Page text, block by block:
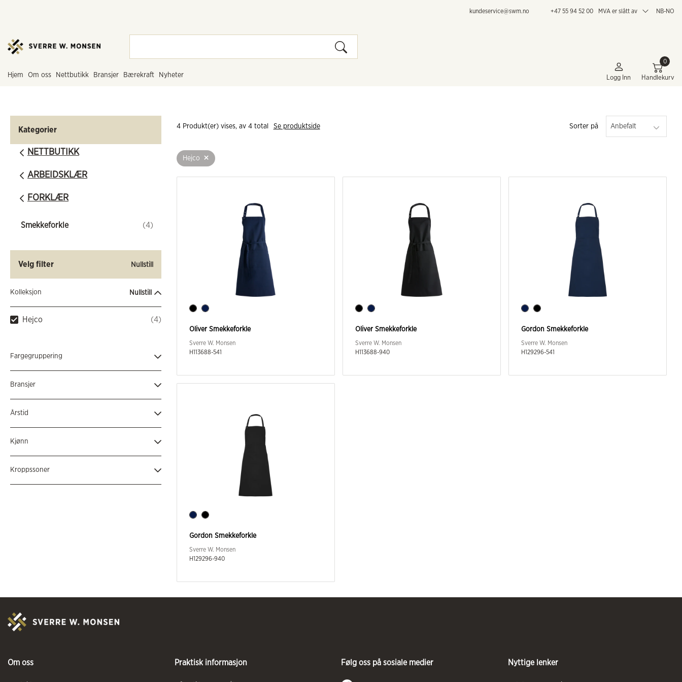
kundeservice@swm.no +47 55 94 52 00 MVA er slått av NB-NO
hjem om oss nettbutikk bransjer bærekraft nyheter Logg Inn
0
Handlekurv
Kategorier
NETTBUTIKK
ARBEIDSKLÆR
FORKLÆR
Smekkeforkle (4)
Velg filter Nullstill
Kolleksjon Nullstill
Hejco (4)
Fargegruppering
Bransjer
Næringsmiddel industri (2)
Årstid
Helårs (4)
Kjønn
Unisex (4)
Kroppssoner
4 Produkt(er) vises, av 4 total Se produktside Sorter på Anbefalt
Hejco+
Oliver Smekkeforkle
Sverre W. Monsen
H113688-541
Oliver Smekkeforkle
Sverre W. Monsen
H113688-940
Gordon Smekkeforkle
Sverre W. Monsen
H129296-541
Gordon Smekkeforkle
Sverre W. Monsen
H129296-940
Om oss Praktisk informasjon Følg oss på sosiale medier Nyttige lenker